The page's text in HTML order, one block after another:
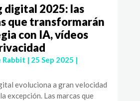
digital 2025: las
que transformarán
con IA, vídeos
| 25 Sep 2025 |
evoluciona a gran velocidad
excepción. Las marcas que